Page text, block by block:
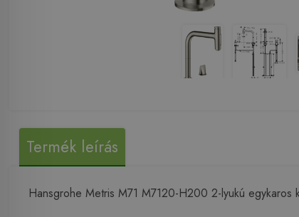
Termék leírás
Hansgrohe Metris M71 M7120-H200 2-lyukú